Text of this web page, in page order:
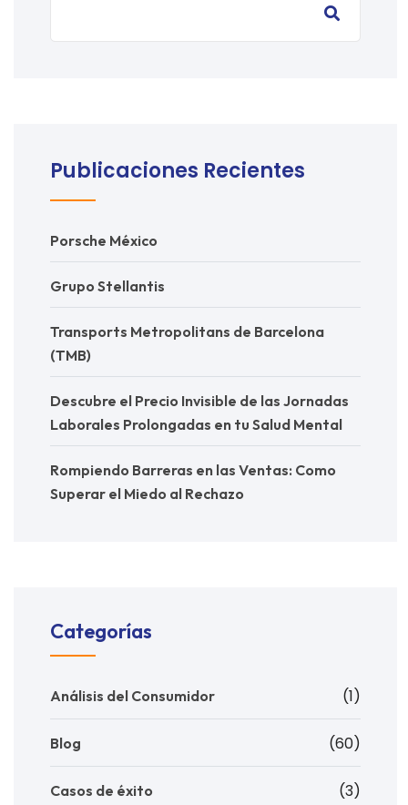
Publicaciones Recientes
Porsche México
Grupo Stellantis
Transports Metropolitans de Barcelona
(TMB)
Descubre el Precio Invisible de las Jornadas
Laborales Prolongadas en tu Salud Mental
Rompiendo Barreras en las Ventas: Como
Superar el Miedo al Rechazo
Categorías
Análisis del Consumidor (1)
Blog (60)
Casos de éxito (3)